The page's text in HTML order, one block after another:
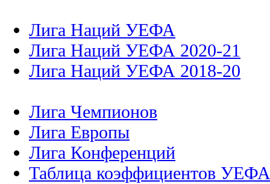
Лига Наций УЕФА
Лига Наций УЕФА 2020-21
Лига Наций УЕФА 2018-20
Лига Чемпионов
Лига Европы
Лига Конференций
Таблица коэффициентов УЕФА